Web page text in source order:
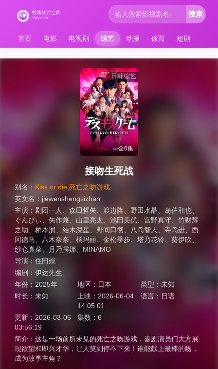
首页 电影 电视剧 综艺 动漫 体育 短剧
搜索
日韩综艺
全6集
接吻生死战
别名： Kiss or die,死亡之吻游戏
英文名： jiewenshengsizhan
主演： 剧团一人 森田哲矢 渡边隆 野田水晶 岛佐和也
ぐんぴぃ
矢作兼 山里亮太 池田美优 宫野真守
竹财辉
之助
桥本润 结木滉星 野间口彻 八岛智人 寺岛进
西
冈德马
八木奈奈 橘玛丽 金松季步 塔乃花铃 葵伊吹
纱仓真菜
月乃露娜
MINAMO
导演： 住田崇
编剧： 伊达先生
年份： 2025年 地区： 日本 类型： 未知
时长： 未知 上映： 2026-06-04
14:05:01
语言： 日语
更新： 2026-03-06
03:56:19
集数：6
简介： 这是一场前所未见的死亡之吻游戏，喜剧演员们大方展
现欲望和即兴才华，让人笑到停不下来！谁能献上最棒的吻，
成为故事主角？